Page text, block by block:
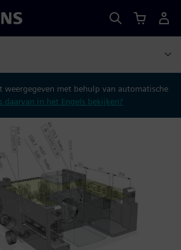
weergegeven met behulp van automatische
daarvan in het Engels bekijken?